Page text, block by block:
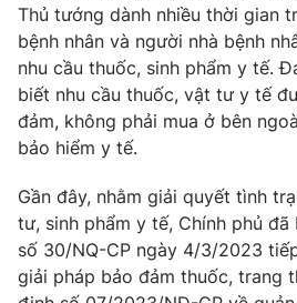
Thủ tướng dành nhiều thời gian
bệnh nhân và người nhà bệnh
nhu cầu thuốc, sinh phẩm y tế.
biết nhu cầu thuốc, vật tư y tế
đảm, không phải mua ở bên
bảo hiểm y tế.
Gần đây, nhằm giải quyết tình
tư, sinh phẩm y tế, Chính phủ đã
số 30/NQ-CP ngày 4/3/2023
giải pháp bảo đảm thuốc, trang